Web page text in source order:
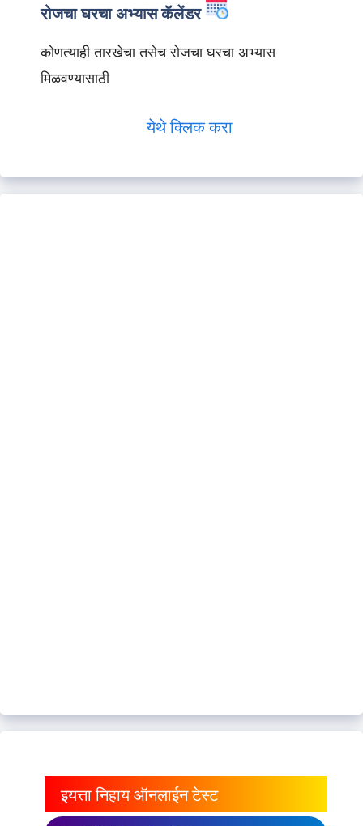
रोजचा घरचा अभ्यास कॅलेंडर
कोणत्याही तारखेचा तसेच रोजचा घरचा अभ्यास
मिळवण्यासाठी
येथे क्लिक करा
इयत्ता निहाय ऑनलाईन टेस्ट